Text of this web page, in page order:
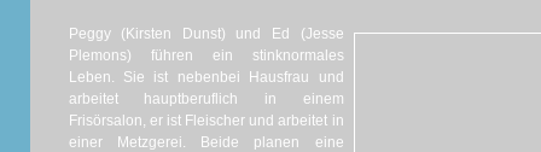
Peggy (Kirsten Dunst) und Ed (Jesse
Plemons) führen ein stinknormales
Leben. Sie ist nebenbei Hausfrau und
arbeitet hauptberuflich in einem
Frisörsalon, er ist Fleischer und arbeitet in
einer Metzgerei. Beide planen eine